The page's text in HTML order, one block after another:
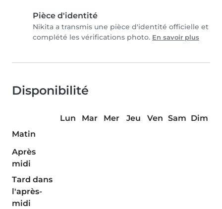
Pièce d'identité
Nikita a transmis une pièce d'identité officielle et
complété les vérifications photo. En savoir plus
Disponibilité
Lun Mar Mer Jeu Ven Sam Dim
Matin
Après
midi
Tard dans
l'après-
midi